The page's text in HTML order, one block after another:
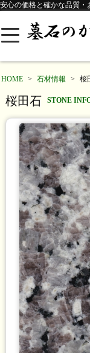
安心の価格と確かな品質
HOME > 石材情報 > 桜
桜田石 STONE